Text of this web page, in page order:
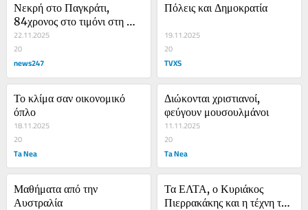
Νεκρή στο Παγκράτι,
84χρονος στο τιμόνι στη
χώρα του “ζούμε από τύχη”
22.11.2025
20
news247
Πόλεις και Δημοκρατία
19.11.2025
20
TVXS
Το κλίμα σαν οικονομικό
όπλο
18.11.2025
20
Ta Nea
Διώκονται χριστιανοί,
φεύγουν μουσουλμάνοι
11.11.2025
20
Ta Nea
Μαθήματα από την
Αυστραλία
Τα ΕΛΤΑ, ο Κυριάκος
Πιερρακάκης και η τέχνη του